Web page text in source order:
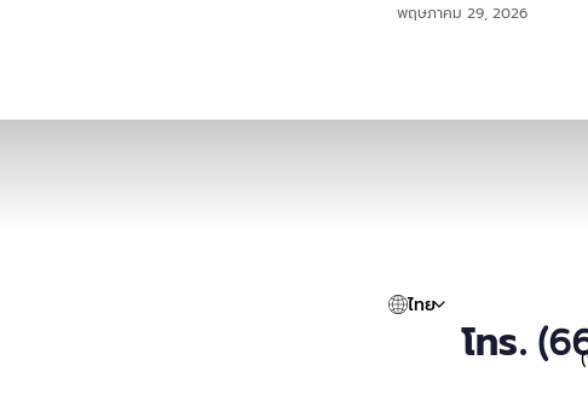
พฤษภาคม 29, 2026
ไทย
โทร.